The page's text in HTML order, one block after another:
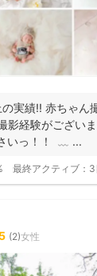
実績!! 赤ちゃん
影経験がござい
いっ！！ ⁡ ﹏ ⁡...
最終アクティブ： 3
5 (2)女性